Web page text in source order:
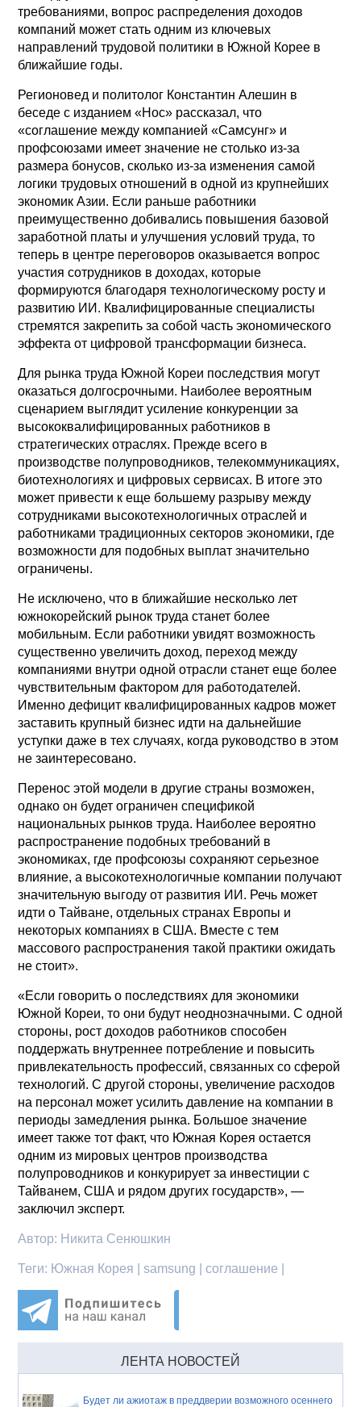
требованиями, вопрос распределения доходов
компаний может стать одним из ключевых
направлений трудовой политики в Южной Корее в
ближайшие годы.
Регионовед и политолог Константин Алешин в
беседе с изданием «Нос» рассказал, что
«соглашение между компанией «Самсунг» и
профсоюзами имеет значение не столько из-за
размера бонусов, сколько из-за изменения самой
логики трудовых отношений в одной из крупнейших
экономик Азии. Если раньше работники
преимущественно добивались повышения базовой
заработной платы и улучшения условий труда, то
теперь в центре переговоров оказывается вопрос
участия сотрудников в доходах, которые
формируются благодаря технологическому росту и
развитию ИИ. Квалифицированные специалисты
стремятся закрепить за собой часть экономического
эффекта от цифровой трансформации бизнеса.
Для рынка труда Южной Кореи последствия могут
оказаться долгосрочными. Наиболее вероятным
сценарием выглядит усиление конкуренции за
высококвалифицированных работников в
стратегических отраслях. Прежде всего в
производстве полупроводников, телекоммуникациях,
биотехнологиях и цифровых сервисах. В итоге это
может привести к еще большему разрыву между
сотрудниками высокотехнологичных отраслей и
работниками традиционных секторов экономики, где
возможности для подобных выплат значительно
ограничены.
Не исключено, что в ближайшие несколько лет
южнокорейский рынок труда станет более
мобильным. Если работники увидят возможность
существенно увеличить доход, переход между
компаниями внутри одной отрасли станет еще более
чувствительным фактором для работодателей.
Именно дефицит квалифицированных кадров может
заставить крупный бизнес идти на дальнейшие
уступки даже в тех случаях, когда руководство в этом
не заинтересовано.
Перенос этой модели в другие страны возможен,
однако он будет ограничен спецификой
национальных рынков труда. Наиболее вероятно
распространение подобных требований в
экономиках, где профсоюзы сохраняют серьезное
влияние, а высокотехнологичные компании получают
значительную выгоду от развития ИИ. Речь может
идти о Тайване, отдельных странах Европы и
некоторых компаниях в США. Вместе с тем
массового распространения такой практики ожидать
не стоит».
«Если говорить о последствиях для экономики
Южной Кореи, то они будут неоднозначными. С одной
стороны, рост доходов работников способен
поддержать внутреннее потребление и повысить
привлекательность профессий, связанных со сферой
технологий. С другой стороны, увеличение расходов
на персонал может усилить давление на компании в
периоды замедления рынка. Большое значение
имеет также тот факт, что Южная Корея остается
одним из мировых центров производства
полупроводников и конкурирует за инвестиции с
Тайванем, США и рядом других государств», —
заключил эксперт.
Автор: Никита Сенюшкин
Теги: Южная Корея | samsung | соглашение |
ЛЕНТА НОВОСТЕЙ
Будет ли ажиотаж в преддверии возможного осеннего